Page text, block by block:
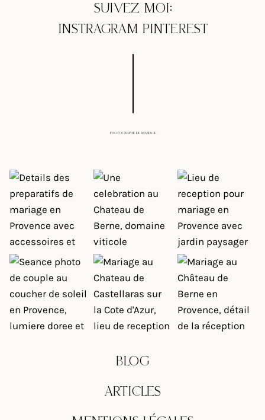
SUIVEZ MOI:
INSTRAGRAM PINTEREST
PHOTOGRAPHE DE MARIAGE
BLOG
ARTICLES